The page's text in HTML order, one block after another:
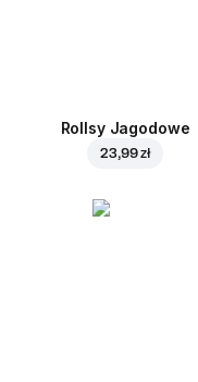
Rollsy Jagodowe
23,99 zł